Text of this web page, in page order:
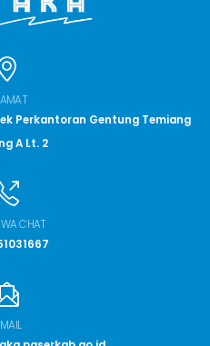
Perkantoran Gentung Temiang
A Lt. 2
CHAT